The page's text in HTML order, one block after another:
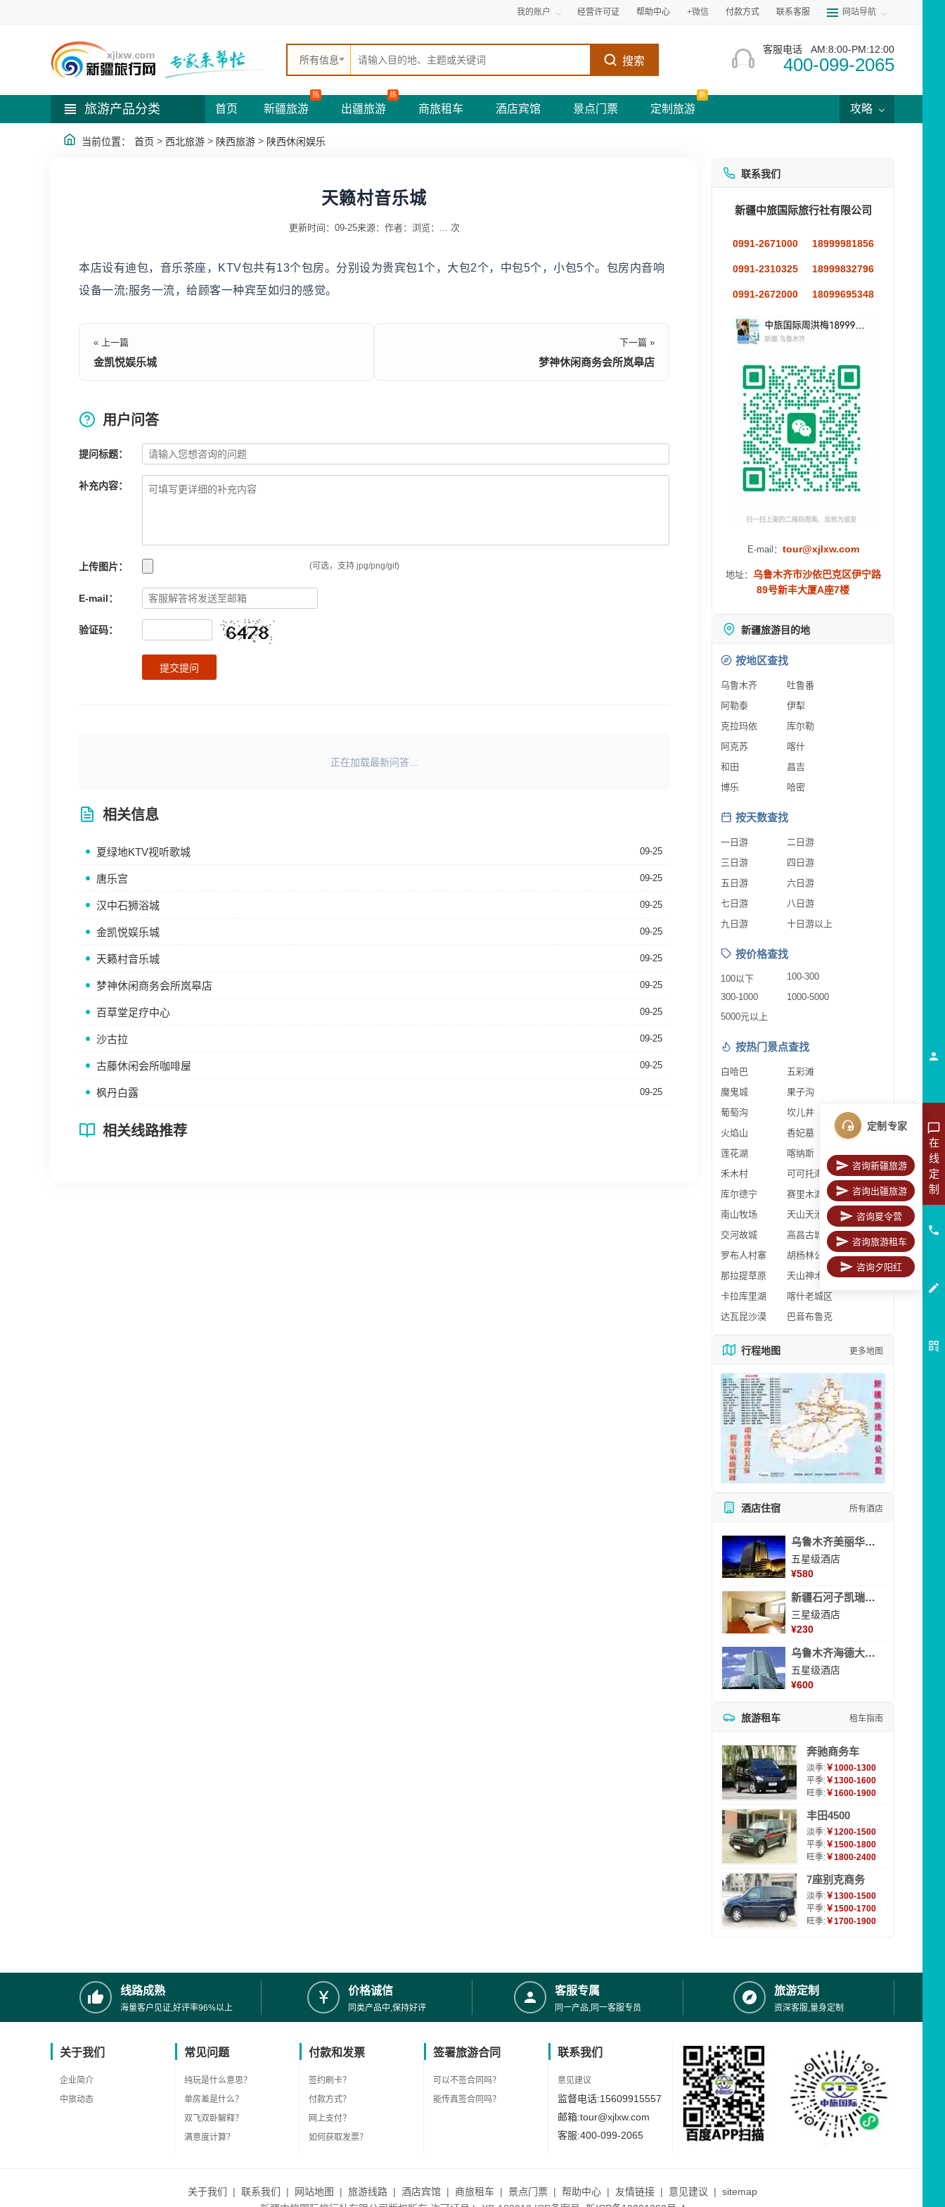
我的账户 经营许可证 帮助中心 +微信 付款方式 联系客服 网站导航
所有信息 搜索
客服电话 AM:8:00-PM:12:00
400-099-2065
旅游产品分类 首页 新疆旅游
热
出疆旅游
热
商旅租车 酒店宾馆 景点门票 定制旅游
新
攻略
当前位置： 首页 > 西北旅游 > 陕西旅游 > 陕西休闲娱乐
天籁村音乐城
更新时间：09-25来源： 作者： 浏览： ... 次
本店设有迪包，音乐茶座，KTV包共有13个包房。分别设为贵宾包1个，大包2个，中包5个，小包5个。包房内音响
设备一流;服务一流，给顾客一种宾至如归的感觉。
« 上一篇
金凯悦娱乐城
下一篇 »
梦神休闲商务会所岚皋店
用户问答
提问标题：
补充内容：
上传图片： (可选，支持 jpg/png/gif)
E-mail：
验证码：
提交提问
正在加载最新问答...
相关信息
夏绿地KTV视听歌城 09-25
唐乐宫 09-25
汉中石狮浴城 09-25
金凯悦娱乐城 09-25
天籁村音乐城 09-25
梦神休闲商务会所岚皋店 09-25
百草堂足疗中心 09-25
沙古拉 09-25
古藤休闲会所咖啡屋 09-25
枫丹白露 09-25
相关线路推荐
联系我们
新疆中旅国际旅行社有限公司
0991-2671000 18999981856
0991-2310325 18999832796
0991-2672000 18099695348
E-mail： tour@xjlxw.com
地址： 乌鲁木齐市沙依巴克区伊宁路
89号新丰大厦A座7楼
新疆旅游目的地
按地区查找
乌鲁木齐
吐鲁番
阿勒泰
伊犁
克拉玛依
库尔勒
阿克苏
喀什
和田
昌吉
博乐
哈密
按天数查找
一日游
二日游
三日游
四日游
五日游
六日游
七日游
八日游
九日游
十日游以上
按价格查找
100以下
100-300
300-1000
1000-5000
5000元以上
按热门景点查找
白哈巴
五彩滩
魔鬼城
果子沟
葡萄沟
坎儿井
火焰山
香妃墓
莲花湖
喀纳斯
禾木村
可可托海
库尔德宁
赛里木湖
南山牧场
天山天池
交河故城
高昌古城
罗布人村寨
胡杨林公园
那拉提草原
天山神木园
卡拉库里湖
喀什老城区
达瓦昆沙漠
巴音布鲁克
行程地图 更多地图
酒店住宿 所有酒店
乌鲁木齐美丽华大酒
五星级酒店
¥580
新疆石河子凯瑞酒店
三星级酒店
¥230
乌鲁木齐海德大酒店
五星级酒店
¥600
旅游租车 租车指南
奔驰商务车
淡季:￥1000-1300
平季:￥1300-1600
旺季:￥1600-1900
丰田4500
淡季:￥1200-1500
平季:￥1500-1800
旺季:￥1800-2400
7座别克商务
淡季:￥1300-1500
平季:￥1500-1700
旺季:￥1700-1900
线路成熟
海量客户见证,好评率96%以上
价格诚信
同类产品中,保持好评
客服专属
同一产品,同一客服专员
旅游定制
资深客服,量身定制
关于我们
企业简介
中旅动态
常见问题
纯玩是什么意思？
单房差是什么？
双飞双卧解释？
满意度计算？
付款和发票
签约刷卡？
付款方式？
网上支付？
如何获取发票？
签署旅游合同
可以不签合同吗？
能传真签合同吗？
联系我们
意见建议
监督电话:15609915557
邮箱:tour@xjlxw.com
客服:400-099-2065
关于我们 | 联系我们 | 网站地图 | 旅游线路 | 酒店宾馆 | 商旅租车 | 景点门票 | 帮助中心 | 友情链接 | 意见建议 | sitemap
在
线
定
制
定制专家
咨询新疆旅游
咨询出疆旅游
咨询夏令营
咨询旅游租车
咨询夕阳红